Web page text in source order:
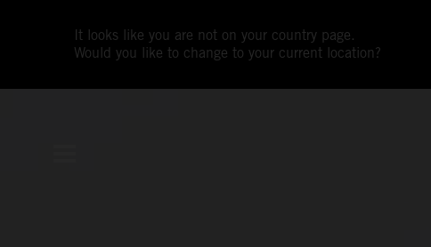
It looks like you are not on your country page.
Would you like to change to your current location?